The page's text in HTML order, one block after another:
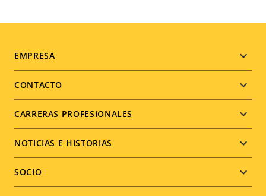
Footer
menu
EMPRESA
CONTACTO
CARRERAS PROFESIONALES
NOTICIAS E HISTORIAS
SOCIO